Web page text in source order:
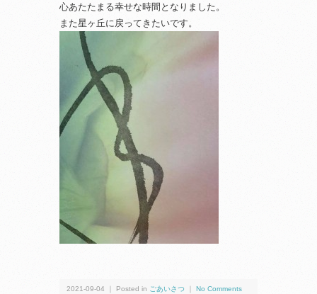
心あたたまる幸せな時間となりました。
また星ヶ丘に戻ってきたいです。
2021-09-04 ｜ Posted in ごあいさつ No Comments